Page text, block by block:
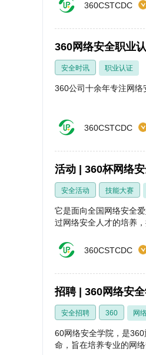
360CSTCDC
360网络安全职业
安全时讯 职业认证
360公司十余年专注网络
360CSTCDC
活动 | 360杯网络
安全活动 技能大赛
它是面向全国网络安全
过网络安全人才的培养
360CSTCDC
招聘 | 360网络安
安全招聘 360 网
60网络安全学院，是
命，旨在培养专业的网